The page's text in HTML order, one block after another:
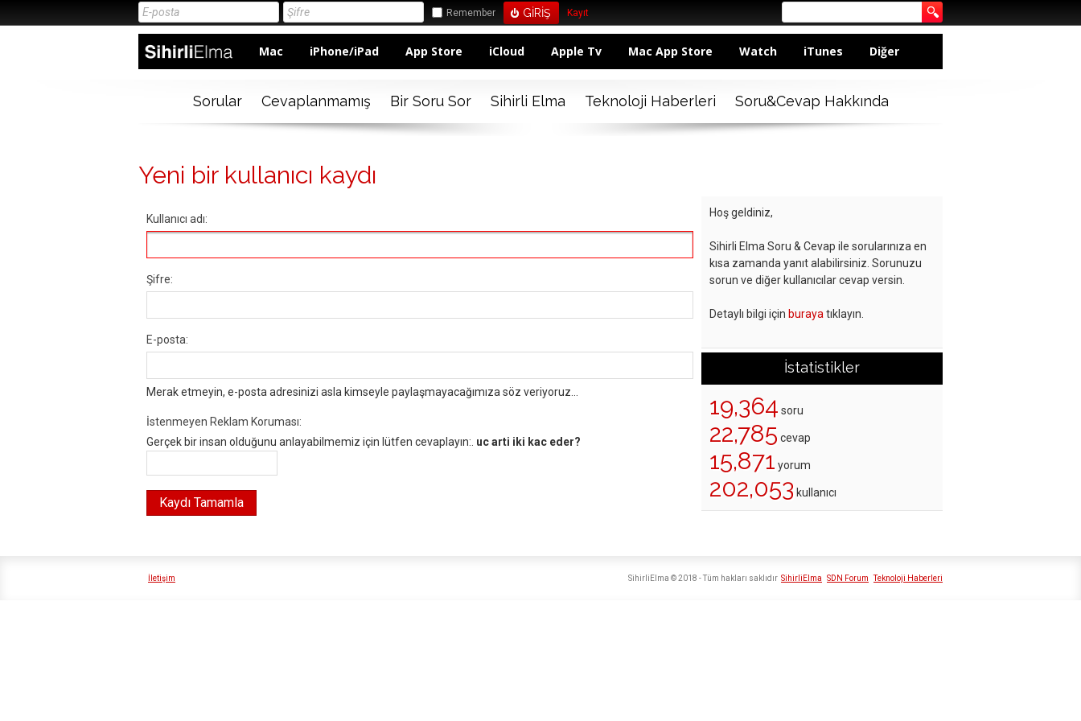
Remember Kayıt
Mac iPhone/iPad App Store iCloud Apple Tv Mac App Store Watch iTunes Diğer
Sorular Cevaplanmamış Bir Soru Sor Sihirli Elma Teknoloji Haberleri Soru&Cevap Hakkında
Yeni bir kullanıcı kaydı
Kullanıcı adı:
Şifre:
E-posta:
Merak etmeyin, e-posta adresinizi asla kimseyle paylaşmayacağımıza söz veriyoruz...
İstenmeyen Reklam Koruması:
Gerçek bir insan olduğunu anlayabilmemiz için lütfen cevaplayın:. uc arti iki kac eder?
Hoş geldiniz,
Sihirli Elma Soru & Cevap ile sorularınıza en
kısa zamanda yanıt alabilirsiniz. Sorunuzu
sorun ve diğer kullanıcılar cevap versin.
Detaylı bilgi için buraya tıklayın.
İstatistikler
19,364 soru
22,785 cevap
15,871 yorum
202,053 kullanıcı
İletişim SihirliElma SDN Forum Teknoloji Haberleri
SihirliElma © 2018 - Tüm hakları saklıdır